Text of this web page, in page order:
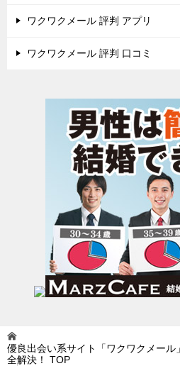
ワクワクメール 評判 アプリ
ワクワクメール 評判 口コミ
優良出会い系サイト「ワクワクメー
全解決！
TOP